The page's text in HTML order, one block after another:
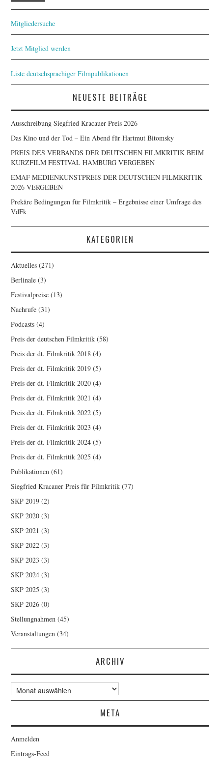
Mitgliedersuche
Jetzt Mitglied werden
Liste deutschsprachiger Filmpublikationen
NEUESTE BEITRÄGE
Ausschreibung Siegfried Kracauer Preis 2026
Das Kino und der Tod – Ein Abend für Hartmut Bitomsky
PREIS DES VERBANDS DER DEUTSCHEN FILMKRITIK BEIM
KURZFILM FESTIVAL HAMBURG VERGEBEN
EMAF MEDIENKUNSTPREIS DER DEUTSCHEN FILMKRITIK
2026 VERGEBEN
Prekäre Bedingungen für Filmkritik – Ergebnisse einer Umfrage des
VdFk
KATEGORIEN
Aktuelles (271)
Berlinale (3)
Festivalpreise (13)
Nachrufe (31)
Podcasts (4)
Preis der deutschen Filmkritik (58)
Preis der dt. Filmkritik 2018 (4)
Preis der dt. Filmkritik 2019 (5)
Preis der dt. Filmkritik 2020 (4)
Preis der dt. Filmkritik 2021 (4)
Preis der dt. Filmkritik 2022 (5)
Preis der dt. Filmkritik 2023 (4)
Preis der dt. Filmkritik 2024 (5)
Preis der dt. Filmkritik 2025 (4)
Publikationen (61)
Siegfried Kracauer Preis für Filmkritik (77)
SKP 2019 (2)
SKP 2020 (3)
SKP 2021 (3)
SKP 2022 (3)
SKP 2023 (3)
SKP 2024 (3)
SKP 2025 (3)
SKP 2026 (0)
Stellungnahmen (45)
Veranstaltungen (34)
ARCHIV
Archiv
META
Anmelden
Eintrags-Feed